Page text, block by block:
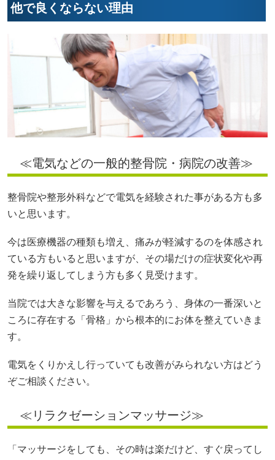
他で良くならない理由
≪電気などの一般的整骨院・病院の改善≫
整骨院や整形外科などで電気を経験された事がある方も多
いと思います。
今は医療機器の種類も増え、痛みが軽減するのを体感され
ている方もいると思いますが、その場だけの症状変化や再
発を繰り返してしまう方も多く見受けます。
当院では大きな影響を与えるであろう、身体の一番深いと
ころに存在する「骨格」から根本的にお体を整えていきま
す。
電気をくりかえし行っていても改善がみられない方はどう
ぞご相談ください。
≪リラクゼーションマッサージ≫
「マッサージをしても、その時は楽だけど、すぐ戻ってし